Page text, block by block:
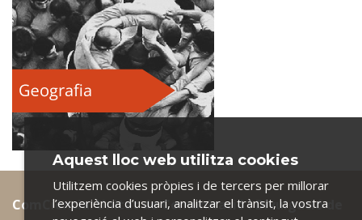
ComCiència. Unitat de Comunicació i Divulgació de
Aquest lloc web utilitza cookies
Utilitzem cookies pròpies i de tercers per millorar
l’experiència d’usuari, analitzar el trànsit, la vostra